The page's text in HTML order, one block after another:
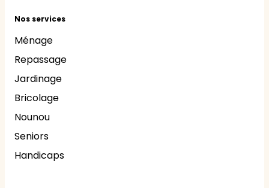
Nos services
Ménage
Repassage
Jardinage
Bricolage
Nounou
Seniors
Handicaps